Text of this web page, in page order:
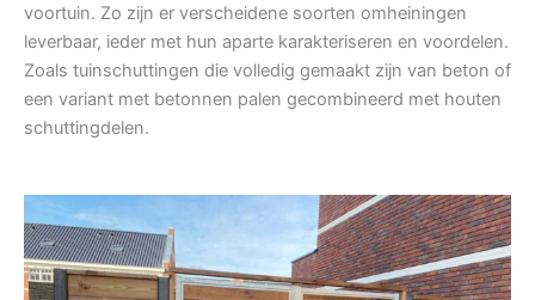
voortuin. Zo zijn er verscheidene soorten omheiningen
leverbaar, ieder met hun aparte karakteriseren en voordelen.
Zoals tuinschuttingen die volledig gemaakt zijn van beton of
een variant met betonnen palen gecombineerd met houten
schuttingdelen.